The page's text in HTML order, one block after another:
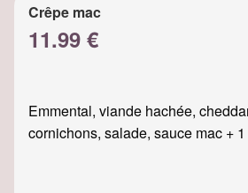
Crêpe mac
11.99 €
Emmental, viande hachée,
cornichons, salade, sauce mac +